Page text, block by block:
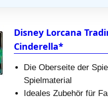
Disney Lorcana
Cinderella*
Die Oberseite der
Spielmaterial
Ideales Zubehör für